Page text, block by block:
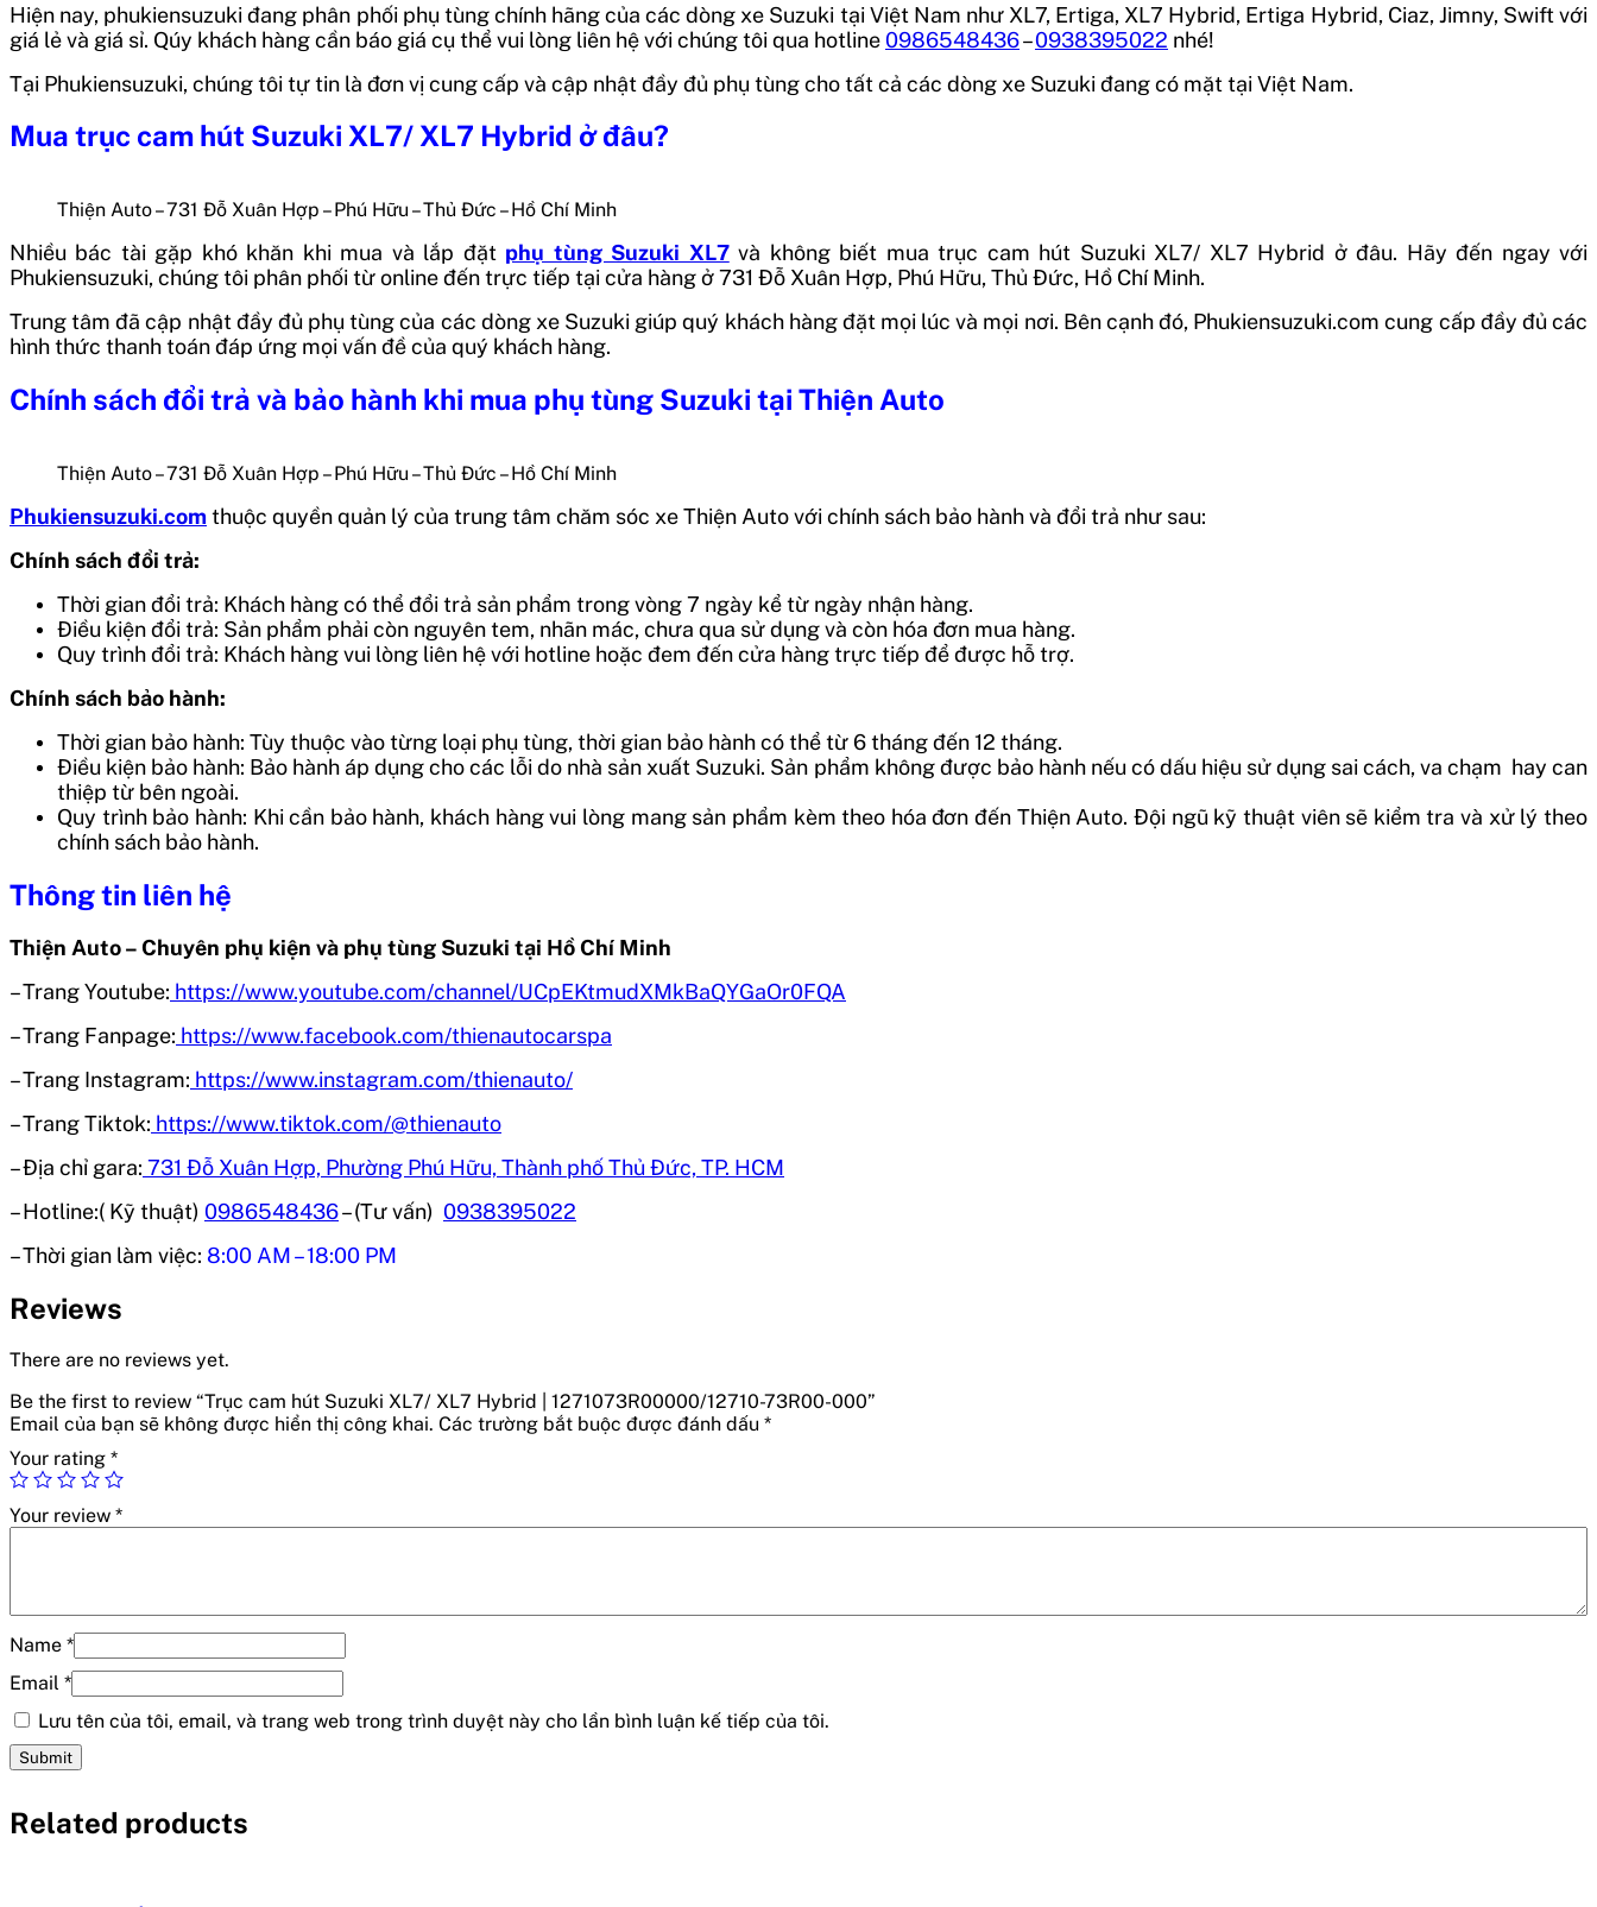
Hiện nay, phukiensuzuki đang phân phối phụ tùng chính hãng của các dòng xe Suzuki tại Việt Nam như XL7, Ertiga, XL7 Hybrid, Ertiga Hybrid, Ciaz, Jimny, Swift với
giá lẻ và giá sỉ. Qúy khách hàng cần báo giá cụ thể vui lòng liên hệ với chúng tôi qua hotline0986548436–0938395022 nhé!
Tại Phukiensuzuki, chúng tôi tự tin là đơn vị cung cấp và cập nhật đầy đủ phụ tùng cho tất cả các dòng xe Suzuki đang có mặt tại Việt Nam.
Mua trục cam hút Suzuki XL7/ XL7 Hybrid ở đâu?
Thiện Auto – 731 Đỗ Xuân Hợp – Phú Hữu – Thủ Đức – Hồ Chí Minh
Nhiều bác tài gặp khó khăn khi mua và lắp đặt phụ tùng Suzuki XL7và không biết muatrục cam hút Suzuki XL7/ XL7 Hybrid ở đâu. Hãy đến ngay với
Phukiensuzuki, chúng tôi phân phối từ online đến trực tiếp tại cửa hàng ở 731 Đỗ Xuân Hợp, Phú Hữu, Thủ Đức, Hồ Chí Minh.
Trung tâm đã cập nhật đầy đủ phụ tùng của các dòng xe Suzuki giúp quý khách hàng đặt mọi lúc và mọi nơi. Bên cạnh đó, Phukiensuzuki.com cung cấp đầy đủ các
hình thức thanh toán đáp ứng mọi vấn đề của quý khách hàng.
Chính sách đổi trả và bảo hành khi mua phụ tùng Suzuki tại Thiện Auto
Thiện Auto – 731 Đỗ Xuân Hợp – Phú Hữu – Thủ Đức – Hồ Chí Minh
Phukiensuzuki.comthuộc quyền quản lý của trung tâm chăm sóc xe Thiện Auto với chính sách bảo hành và đổi trả như sau:
Chính sách đổi trả:
Thời gian đổi trả: Khách hàng có thể đổi trả sản phẩm trong vòng 7 ngày kể từ ngày nhận hàng.
Điều kiện đổi trả: Sản phẩm phải còn nguyên tem, nhãn mác, chưa qua sử dụng và còn hóa đơn mua hàng.
Quy trình đổi trả: Khách hàng vui lòng liên hệ với hotline hoặc đem đến cửa hàng trực tiếp để được hỗ trợ.
Chính sách bảo hành:
Thời gian bảo hành: Tùy thuộc vào từng loại phụ tùng, thời gian bảo hành có thể từ 6 tháng đến 12 tháng.
Điều kiện bảo hành: Bảo hành áp dụng cho các lỗi do nhà sản xuất Suzuki. Sản phẩm không được bảo hành nếu có dấu hiệu sử dụng sai cách, va chạm hay can
thiệp từ bên ngoài.
Quy trình bảo hành: Khi cần bảo hành, khách hàng vui lòng mang sản phẩm kèm theo hóa đơn đến Thiện Auto. Đội ngũ kỹ thuật viên sẽ kiểm tra và xử lý theo
chính sách bảo hành.
Thông tin liên hệ
Thiện Auto – Chuyên phụ kiện và phụ tùng Suzuki tại Hồ Chí Minh
– Trang Youtube: https://www.youtube.com/channel/UCpEKtmudXMkBaQYGaOr0FQA
– Trang Fanpage: https://www.facebook.com/thienautocarspa
– Trang Instagram: https://www.instagram.com/thienauto/
– Trang Tiktok: https://www.tiktok.com/@thienauto
– Địa chỉ gara: 731 Đỗ Xuân Hợp, Phường Phú Hữu, Thành phố Thủ Đức, TP. HCM
– Hotline:( Kỹ thuật) 0986548436– (Tư vấn) 0938395022
– Thời gian làm việc: 8:00 AM – 18:00 PM
Reviews
There are no reviews yet.
Be the first to review “Trục cam hút Suzuki XL7/ XL7 Hybrid | 1271073R00000/12710-73R00-000”
Email của bạn sẽ không được hiển thị công khai. Các trường bắt buộc được đánh dấu *
Your rating *
Your review *
Name *
Email *
Lưu tên của tôi, email, và trang web trong trình duyệt này cho lần bình luận kế tiếp của tôi.
Related products